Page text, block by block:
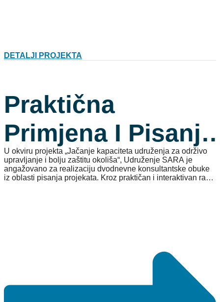
DETALJI PROJEKTA
Praktična
Primjena I Pisanje
Projekata
U okviru projekta „Jačanje kapaciteta udruženja za održivo
upravljanje i bolju zaštitu okoliša“, Udruženje SARA je
angažovano za realizaciju dvodnevne konsultantske obuke
iz oblasti pisanja projekata. Kroz praktičan i interaktivan rad